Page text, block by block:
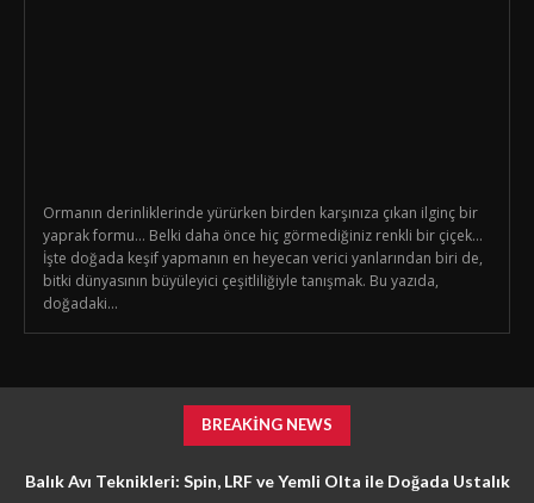
Ormanın derinliklerinde yürürken birden karşınıza çıkan ilginç bir
yaprak formu… Belki daha önce hiç görmediğiniz renkli bir çiçek…
İşte doğada keşif yapmanın en heyecan verici yanlarından biri de,
bitki dünyasının büyüleyici çeşitliliğiyle tanışmak. Bu yazıda,
doğadaki...
BREAKING NEWS
Balık Avı Teknikleri: Spin, LRF ve Yemli Olta ile Doğada Ustalık